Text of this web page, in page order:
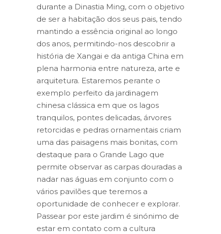
durante a Dinastia Ming, com o objetivo
de ser a habitação dos seus pais, tendo
mantindo a essência original ao longo
dos anos, permitindo-nos descobrir a
história de Xangai e da antiga China em
plena harmonia entre natureza, arte e
arquitetura. Estaremos perante o
exemplo perfeito da jardinagem
chinesa clássica em que os lagos
tranquilos, pontes delicadas, árvores
retorcidas e pedras ornamentais criam
uma das paisagens mais bonitas, com
destaque para o Grande Lago que
permite observar as carpas douradas a
nadar nas águas em conjunto com o
vários pavilões que teremos a
oportunidade de conhecer e explorar.
Passear por este jardim é sinónimo de
estar em contato com a cultura